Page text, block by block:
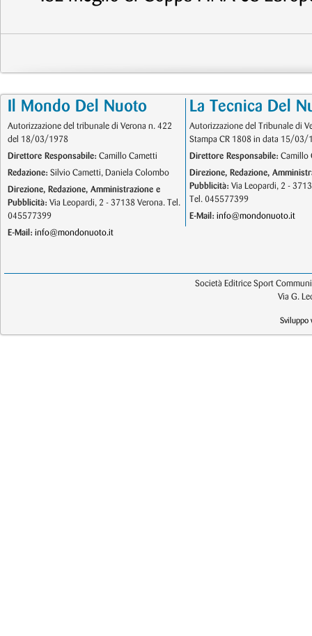
Il Mondo Del Nuoto
Autorizzazione del tribunale di Verona n. 422
del 18/03/1978
Direttore Responsabile: Camillo Cametti
Redazione: Silvio Cametti, Daniela Colombo
Direzione, Redazione, Amministrazione e
Pubblicità: Via Leopardi, 2 - 37138 Verona. Tel.
045577399
E-Mail: info@mondonuoto.it
La Tecnica Del
Autorizzazione del Tribunale di
Stampa CR 1808 in data 15/03/
Direttore Responsabile: Camillo
Direzione, Redazione,
Pubblicità: Via Leopardi, 2 -
Tel. 045577399
E-Mail: info@mondonuoto.it
Società Editrice Sport
Via G.
Sviluppo